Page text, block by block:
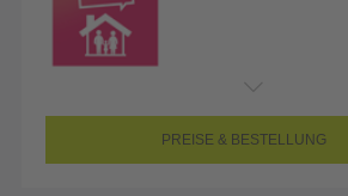
PREISE & BESTELLUNG